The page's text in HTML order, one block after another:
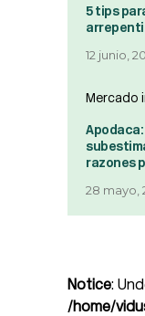
5 tips
12 junio,
Mercado
razones
28 mayo,
Notice:
/home/